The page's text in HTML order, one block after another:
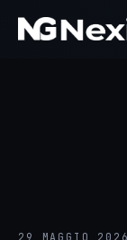
29 MAGGIO 2026